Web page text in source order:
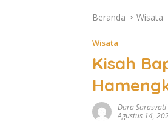
Beranda Wisata
Wisata
Kisah
Dara Sarasvati
Agustus 14,